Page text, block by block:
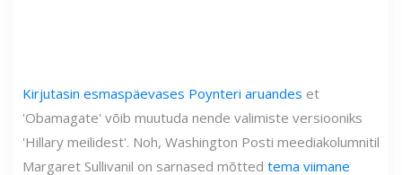
Kirjutasin esmaspäevases Poynteri aruandes et
'Obamagate' võib muutuda nende valimiste versiooniks
'Hillary meilidest'. Noh, Washington Posti meediakolumnitil
Margaret Sullivanil on sarnased mõtted tema viimane